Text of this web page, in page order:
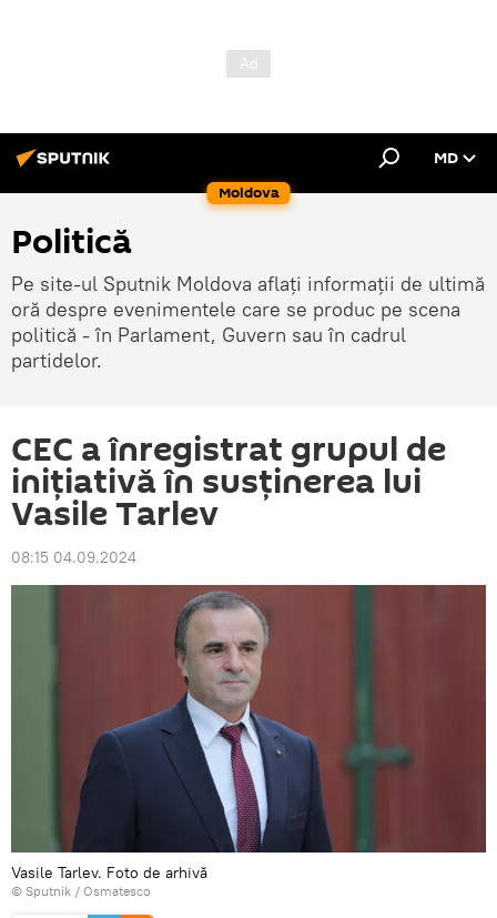
Moldova
MD
Politică
Pe site-ul Sputnik Moldova aflați informații de ultimă
oră despre evenimentele care se produc pe scena
politică - în Parlament, Guvern sau în cadrul
partidelor.
CEC a înregistrat grupul de
inițiativă în susținerea lui
Vasile Tarlev
08:15 04.09.2024
Vasile Tarlev. Foto de arhivă
© Sputnik / Osmatesco